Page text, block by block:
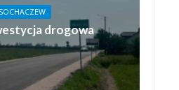
SOCHACZEW
drogowa